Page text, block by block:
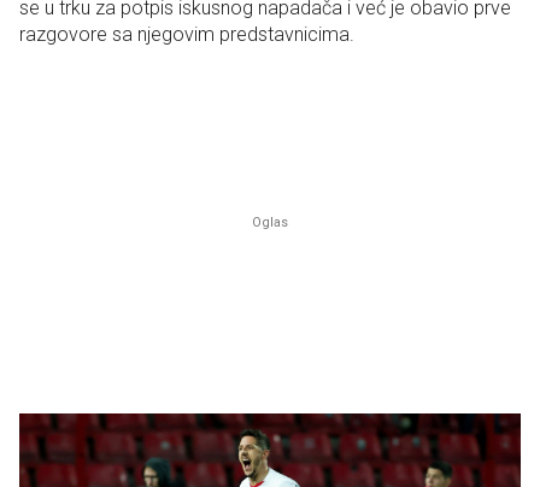
se u trku za potpis iskusnog napadača i već je obavio prve
razgovore sa njegovim predstavnicima.